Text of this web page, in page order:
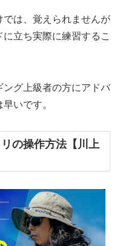
は、覚えられませんが
立ち実際に練習するこ
ング上級者の方にアドバ
いです。
の操作方法【川上